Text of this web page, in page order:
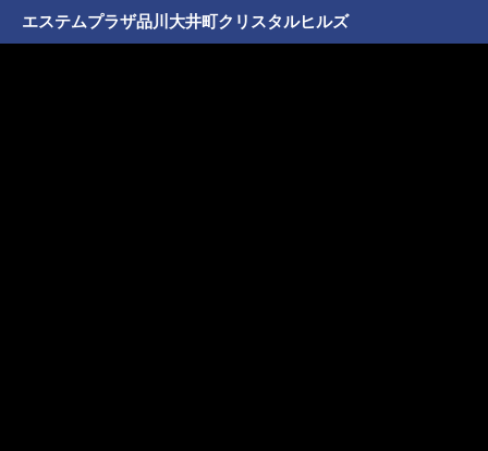
エステムプラザ品川大井町クリスタルヒルズ